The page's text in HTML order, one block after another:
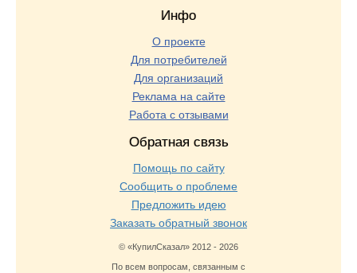
Инфо
О проекте
Для потребителей
Для организаций
Реклама на сайте
Работа с отзывами
Обратная связь
Помощь по сайту
Сообщить о проблеме
Предложить идею
Заказать обратный звонок
© «КупилСказал» 2012 - 2026
По всем вопросам, связанным с